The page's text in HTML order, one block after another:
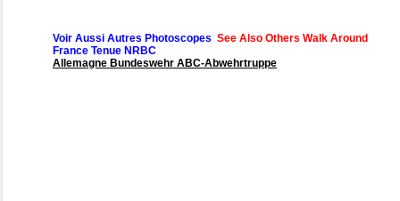
Voir Aussi Autres Photoscopes See Also Others Walk Around
France Tenue NRBC
Allemagne Bundeswehr ABC-Abwehrtruppe